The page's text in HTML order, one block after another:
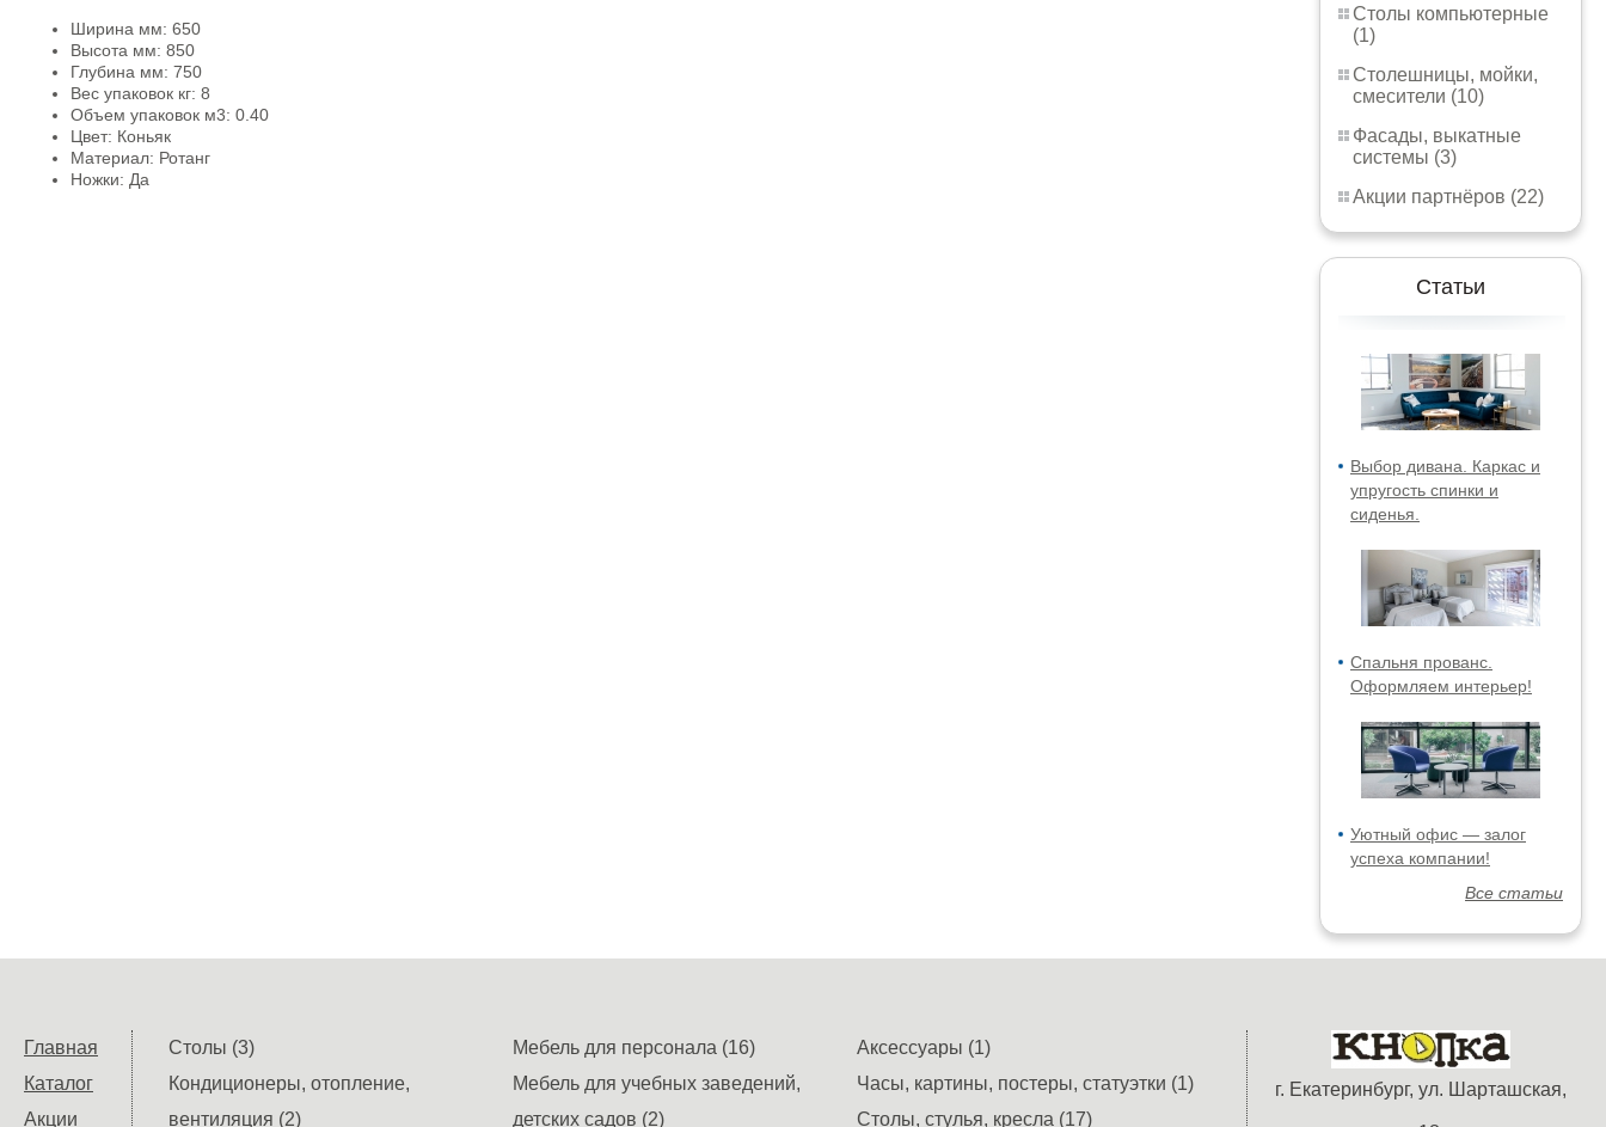
Столы компьютерные
(1)
Столешницы, мойки,
смесители (10)
Фасады, выкатные
системы (3)
Акции партнёров (22)
Статьи
Выбор дивана. Каркас и
упругость спинки и
сиденья.
Спальня прованс.
Оформляем интерьер!
Уютный офис — залог
успеха компании!
Все статьи
Ширина мм: 650
Высота мм: 850
Глубина мм: 750
Вес упаковок кг: 8
Объем упаковок м3: 0.40
Цвет: Коньяк
Материал: Ротанг
Ножки: Да
Главная
Каталог
Акции
г. Екатеринбург, ул. Шарташская,
Столы (3) Мебель для персонала (16)
Аксессуары (1)
Кондиционеры, отопление,
вентиляция (2)
Мебель для учебных заведений,
детских садов (2)
Часы, картины, постеры, статуэтки (1)
Столы, стулья, кресла (17)